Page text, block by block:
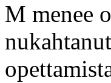
M menee